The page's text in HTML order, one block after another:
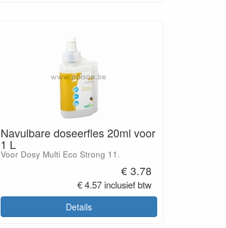
Navulbare doseerfles 20ml voor
1 L
Voor Dosy Multi Eco Strong 11.
€ 3.78
€ 4.57 inclusief btw
Details